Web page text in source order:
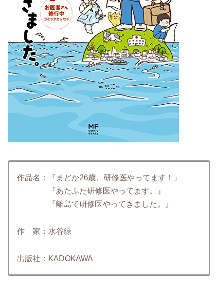
作品名：『まどか26歳、研修医やってます！』
『あたふた研修医やってます。』
『離島で研修医やってきました。』
作 家：水谷緑
出版社：KADOKAWA